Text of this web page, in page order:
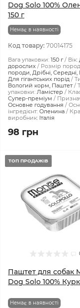
Dog Solo 100%
150 г
Немає в наявності
Код товару: 70014175
Вага упаковки: 150 г Вік:
дорослих
Розмір
породи, Дрібні, Середні,
Для гігантських порід
Вологий корм, Паштет
упаковки: Ламістер
Супер-преміум
Основне годування
інгредієнт: Оленина
виробник: Італія
98 грн
ТОП ПРОДАЖІВ
Паштет для собак
Dog Solo 100%
Немає в наявності